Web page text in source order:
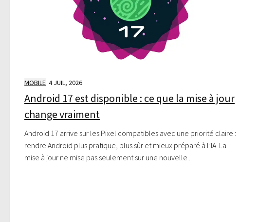
MOBILE 4 JUIL, 2026
Android 17 est disponible : ce que la mise à jour
change vraiment
Android 17 arrive sur les Pixel compatibles avec une priorité claire :
rendre Android plus pratique, plus sûr et mieux préparé à l’IA. La
mise à jour ne mise pas seulement sur une nouvelle...